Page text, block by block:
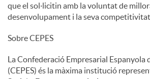
que el sol·licitin amb la voluntat de
desenvolupament i la seva
Sobre CEPES
La Confederació Empresarial Espanyola
(CEPES) és la màxima institució